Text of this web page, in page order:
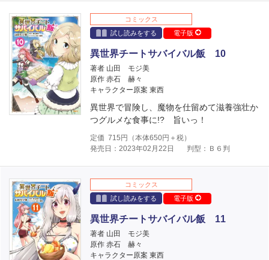
コミックス
試し読みをする
電子版
異世界チートサバイバル飯 10
著者 山田 モジ美
原作 赤石 赫々
キャラクター原案 東西
異世界で冒険し、魔物を仕留めて滋養強壮か
つグルメな食事に!? 旨いっ！
定価 715 円（本体650円＋税）
発売日：2023年02月22日
判型：Ｂ６判
コミックス
試し読みをする
電子版
異世界チートサバイバル飯 11
著者 山田 モジ美
原作 赤石 赫々
キャラクター原案 東西